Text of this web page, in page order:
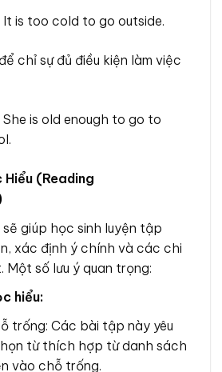
It is too cold to go outside.
chỉ sự đủ điều kiện làm việc
She is old enough to go to
Hiểu (Reading
giúp học sinh luyện tập
xác định ý chính và các chi
số lưu ý quan trọng:
hiểu:
trống: Các bài tập này yêu
từ thích hợp từ danh sách
vào chỗ trống.